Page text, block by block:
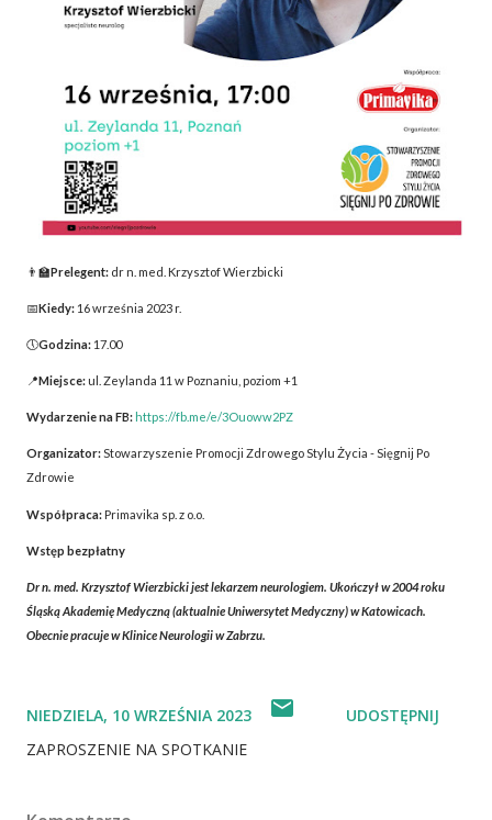
👨‍🏫Prelegent: dr n. med. Krzysztof Wierzbicki
📅Kiedy: 16 września 2023 r.
🕔Godzina: 17.00
📍Miejsce:ul. Zeylanda 11 w Poznaniu, poziom +1
Wydarzenie na FB: https://fb.me/e/3Ouoww2PZ
Organizator:Stowarzyszenie Promocji Zdrowego Stylu Życia - Sięgnij Po
Zdrowie
Współpraca:Primavika sp. z o.o.
Wstęp bezpłatny
Dr n. med. Krzysztof Wierzbickijest lekarzem neurologiem. Ukończył w 2004 roku
Śląską Akademię Medyczną (aktualnie Uniwersytet Medyczny) w Katowicach.
Obecnie pracuje w Klinice Neurologii w Zabrzu.
NIEDZIELA, 10 WRZEŚNIA 2023
ZAPROSZENIE NA SPOTKANIE
UDOSTĘPNIJ